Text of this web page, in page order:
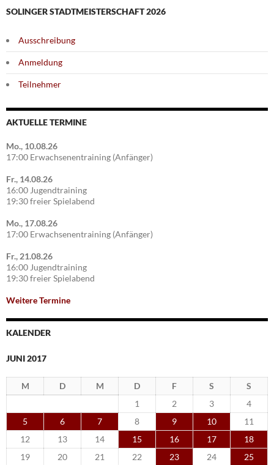
SOLINGER STADTMEISTERSCHAFT 2026
Ausschreibung
Anmeldung
Teilnehmer
AKTUELLE TERMINE
Mo., 10.08.26
17:00 Erwachsenentraining (Anfänger)
Fr., 14.08.26
16:00 Jugendtraining
19:30 freier Spielabend
Mo., 17.08.26
17:00 Erwachsenentraining (Anfänger)
Fr., 21.08.26
16:00 Jugendtraining
19:30 freier Spielabend
Weitere Termine
KALENDER
JUNI 2017
M D M D F S
S
1
2 3
4
5
6 7 8 9 10
11
12
13 14 15 16 17
18
19
20 21 22 23 24
25